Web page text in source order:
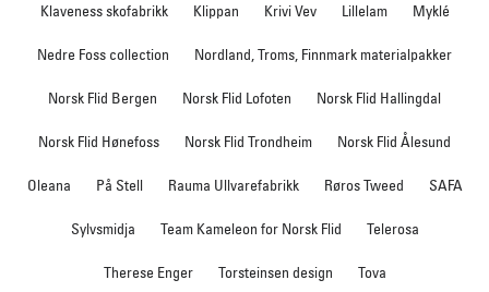
Klaveness skofabrikk Klippan Krivi Vev Lillelam Myklé
Nedre Foss collection Nordland, Troms, Finnmark materialpakker
Norsk Flid Bergen Norsk Flid Lofoten Norsk Flid Hallingdal
Norsk Flid Hønefoss Norsk Flid Trondheim Norsk Flid Ålesund
Oleana På Stell Rauma Ullvarefabrikk Røros Tweed SAFA
Sylvsmidja Team Kameleon for Norsk Flid Telerosa
Therese Enger Torsteinsen design Tova